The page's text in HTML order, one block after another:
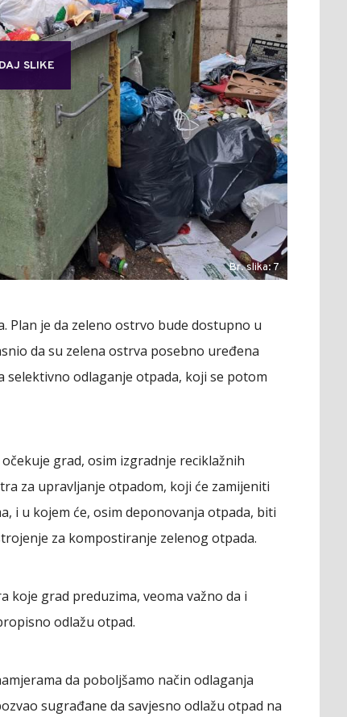
SLIKE
Br. slika: 7
Plan je da zeleno ostrvo bude dostupno u
da su zelena ostrva posebno uređena
odlaganje otpada, koji se potom
grad, osim izgradnje reciklažnih
za upravljanje otpadom, koji će zamijeniti
i u kojem će, osim deponovanja otpada, biti
za kompostiranje zelenog otpada.
koje grad preduzima, veoma važno da i
odlažu otpad.
da poboljšamo način odlaganja
sugrađane da savjesno odlažu otpad na